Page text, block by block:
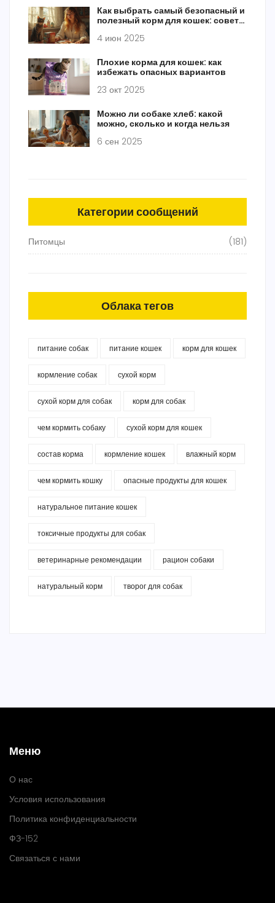
Как выбрать самый безопасный и
полезный корм для кошек: советы
4 июн 2025
Плохие корма для кошек: как
избежать опасных вариантов
23 окт 2025
Можно ли собаке хлеб: какой
можно, сколько и когда нельзя
6 сен 2025
Категории сообщений
Питомцы (181)
Облака тегов
питание собак питание кошек корм для кошек
кормление собак сухой корм
сухой корм для собак корм для собак
чем кормить собаку сухой корм для кошек
состав корма кормление кошек влажный корм
чем кормить кошку опасные продукты для кошек
натуральное питание кошек
токсичные продукты для собак
ветеринарные рекомендации рацион собаки
натуральный корм творог для собак
Меню
О нас
Условия использования
Политика конфиденциальности
ФЗ-152
Связаться с нами